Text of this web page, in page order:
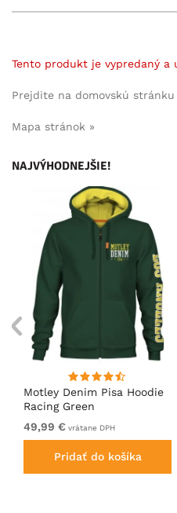
Tento produkt je vypredaný a
Prejdite na domovskú stránku
Mapa stránok »
NAJVÝHODNEJŠIE!
Motley Denim Pisa Hoodie
Racing Green
49,99 € vrátane DPH
Pridať do košíka